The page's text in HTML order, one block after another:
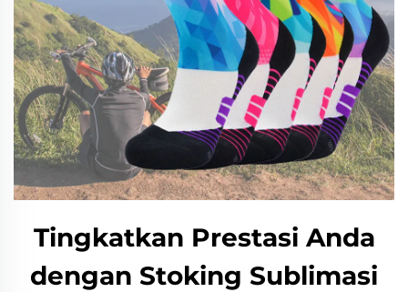
Tingkatkan Prestasi Anda
dengan Stoking Sublimasi